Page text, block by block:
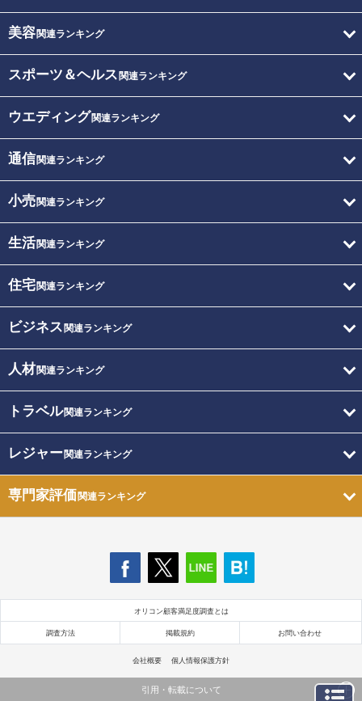
美容関連ランキング
スポーツ＆ヘルス 関連ランキング
ウエディング関連ランキング
通信関連ランキング
小売関連ランキング
生活関連ランキング
住宅関連ランキング
ビジネス 関連ランキング
人材関連ランキング
トラベル関連ランキング
レジャー関連ランキング
専門家評価関連ランキング
オリコン顧客満足度調査とは
調査方法 掲載規約 お問い合わせ
会社概要 個人情報保護方針
引用・転載について